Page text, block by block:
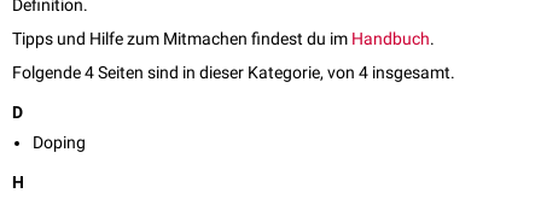
Definition.
Tipps und Hilfe zum Mitmachen findest du im Handbuch.
Folgende 4 Seiten sind in dieser Kategorie, von 4 insgesamt.
D
Doping
H